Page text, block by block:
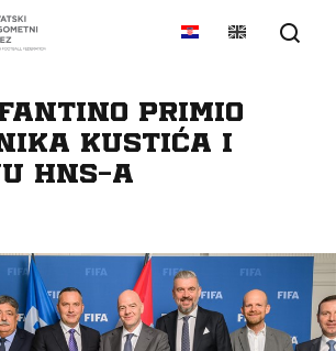
primio
Kustića i
HNS-a